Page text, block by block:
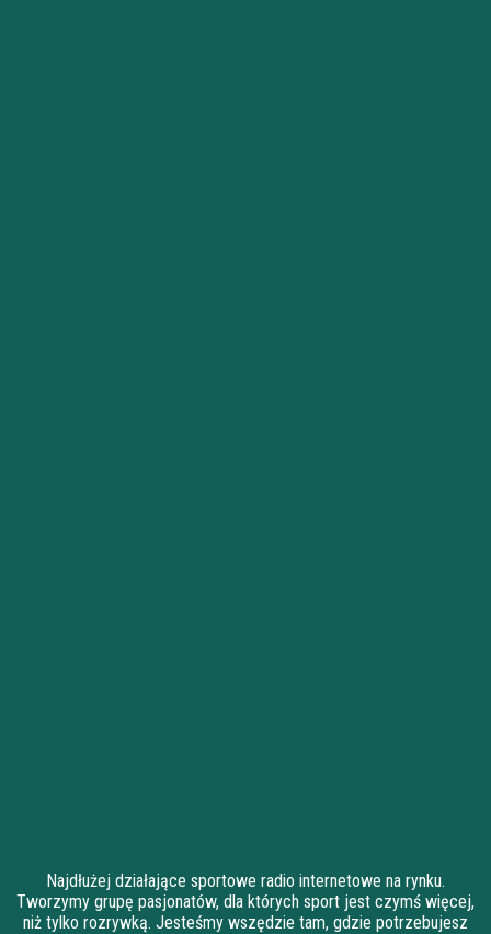
Najdłużej działające sportowe radio internetowe na rynku.
Tworzymy grupę pasjonatów, dla których sport jest czymś więcej,
niż tylko rozrywką. Jesteśmy wszędzie tam, gdzie potrzebujesz